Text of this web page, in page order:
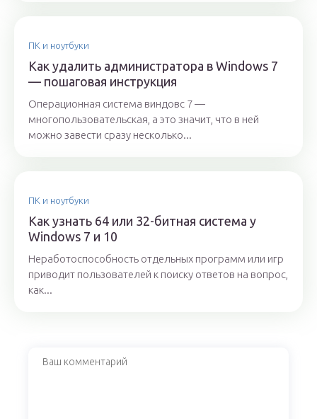
ПК и ноутбуки
Как удалить администратора в Windows 7
— пошаговая инструкция
Операционная система виндовс 7 —
многопользовательская, а это значит, что в ней
можно завести сразу несколько...
ПК и ноутбуки
Как узнать 64 или 32-битная система у
Windows 7 и 10
Неработоспособность отдельных программ или игр
приводит пользователей к поиску ответов на вопрос,
как...